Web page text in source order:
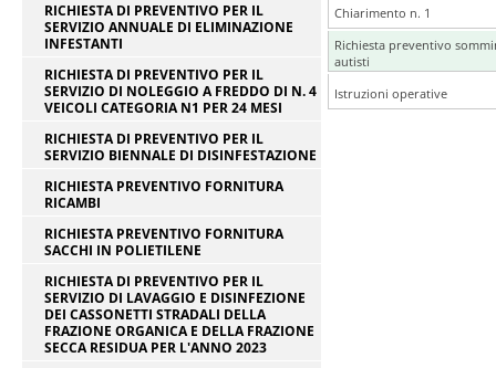
RICHIESTA DI PREVENTIVO PER IL
SERVIZIO ANNUALE DI ELIMINAZIONE
INFESTANTI
RICHIESTA DI PREVENTIVO PER IL
SERVIZIO DI NOLEGGIO A FREDDO DI N. 4
VEICOLI CATEGORIA N1 PER 24 MESI
RICHIESTA DI PREVENTIVO PER IL
SERVIZIO BIENNALE DI DISINFESTAZIONE
RICHIESTA PREVENTIVO FORNITURA
RICAMBI
RICHIESTA PREVENTIVO FORNITURA
SACCHI IN POLIETILENE
RICHIESTA DI PREVENTIVO PER IL
SERVIZIO DI LAVAGGIO E DISINFEZIONE
DEI CASSONETTI STRADALI DELLA
FRAZIONE ORGANICA E DELLA FRAZIONE
SECCA RESIDUA PER L'ANNO 2023
Chiarimento n. 1
Richiesta preventivo
autisti
Istruzioni operative